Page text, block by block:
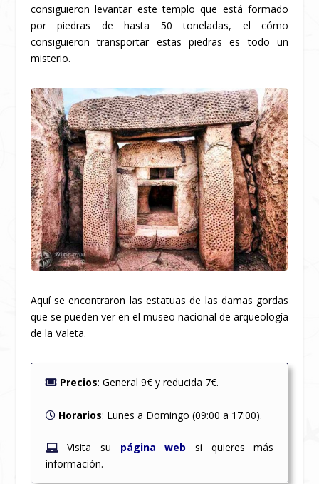
consiguieron levantar este templo que está formado
por piedras de hasta 50 toneladas, el cómo
consiguieron transportar estas piedras es todo un
misterio.
Aquí se encontraron las estatuas de las damas gordas
que se pueden ver en el museo nacional de arqueología
de la Valeta.
Precios: General 9€ y reducida 7€.
Horarios: Lunes a Domingo (09:00 a 17:00).
Visita su página web
si quieres más
información.